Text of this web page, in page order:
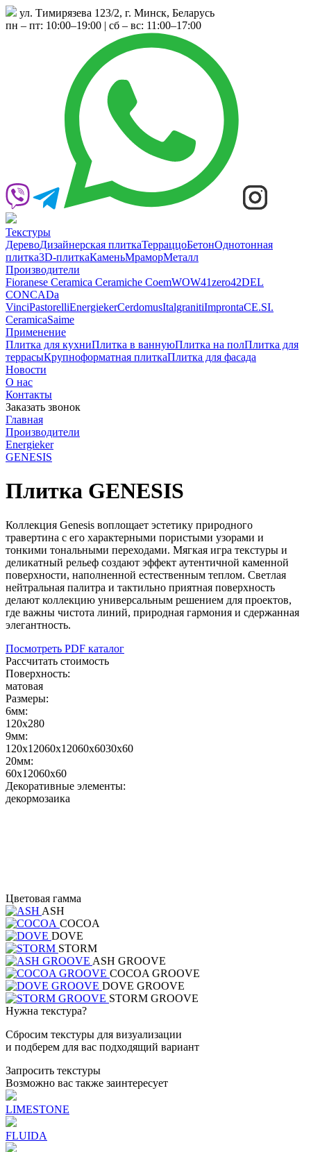
ул. Тимирязева 123/2, г. Минск, Беларусь
пн – пт: 10:00–19:00 | сб – вс: 11:00–17:00
Текстуры
ДеревоДизайнерская плиткаТерраццоБетонОднотонная
плитка3D-плиткаКаменьМраморМеталл
Производители
Fioranese Ceramica Ceramiche CoemWOW41zero42DEL
CONCADa
VinciPastorelliEnergiekerCerdomusItalgranitiImprontaCE.SI.
CeramicaSaime
Применение
Плитка для кухниПлитка в ваннуюПлитка на полПлитка для
террасыКрупноформатная плиткаПлитка для фасада
Новости
О нас
Контакты
Заказать звонок
Главная
Производители
Energieker
GENESIS
Плитка GENESIS
Коллекция Genesis воплощает эстетику природного
травертина с его характерными пористыми узорами и
тонкими тональными переходами. Мягкая игра текстуры и
деликатный рельеф создают эффект аутентичной каменной
поверхности, наполненной естественным теплом. Светлая
нейтральная палитра и тактильно приятная поверхность
делают коллекцию универсальным решением для проектов,
где важны чистота линий, природная гармония и сдержанная
элегантность.
Посмотреть PDF каталог
Рассчитать стоимость
Поверхность:
матовая
Размеры:
6мм:
120x280
9мм:
120x12060x12060x6030x60
20мм:
60x12060x60
Декоративные элементы:
декормозаика
Цветовая гамма
ASH
COCOA
DOVE
STORM
ASH GROOVE
COCOA GROOVE
DOVE GROOVE
STORM GROOVE
Нужна текстура?
Сбросим текстуры для визуализации
и подберем для вас подходящий вариант
Запросить текстуры
Возможно вас также заинтересует
LIMESTONE
FLUIDA